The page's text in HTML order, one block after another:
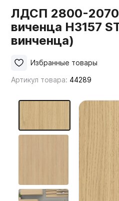
Столешницы
Мой ЭГГЕР
Мебельные образцы,
ЛДСП 2800-
виченца H3157
винченца)
Артикул товара: 44289
Избранные товары